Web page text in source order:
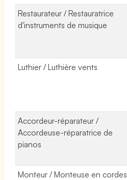
Restaurateur / Restauratrice
d'instruments de musique
Luthier / Luthière vents
Accordeur-réparateur /
Accordeuse-réparatrice de
pianos
Monteur / Monteuse en cordes